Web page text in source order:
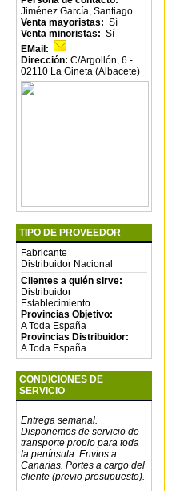
Jiménez García, Santiago
Venta mayoristas: Sí
Venta minoristas: Sí
EMail:
Dirección: C/Argollón, 6 -
02110 La Gineta (Albacete)
TIPO DE PROVEEDOR
Fabricante
Distribuidor Nacional
Clientes a quién sirve:
Distribuidor
Establecimiento
Provincias Objetivo:
A Toda España
Provincias Distribuidor:
A Toda España
CONDICIONES DE
SERVICIO
Entrega semanal.
Disponemos de servicio de
transporte propio para toda
la península. Envios a
Canarias. Portes a cargo del
cliente (previo presupuesto).